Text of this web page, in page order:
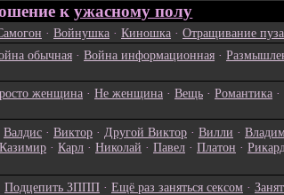
кужасному полу
· Войнушка · Киношка · Отращивание пуза
обычная · Война информационная ·
женщина · Не женщина · Вещь · Романтика ·
Валдис · Виктор · Другой Виктор · Вилли ·
Казимир · Карл · Николай · Павел · Платон ·
Подцепить ЗППП · Ещё раз заняться сексом ·